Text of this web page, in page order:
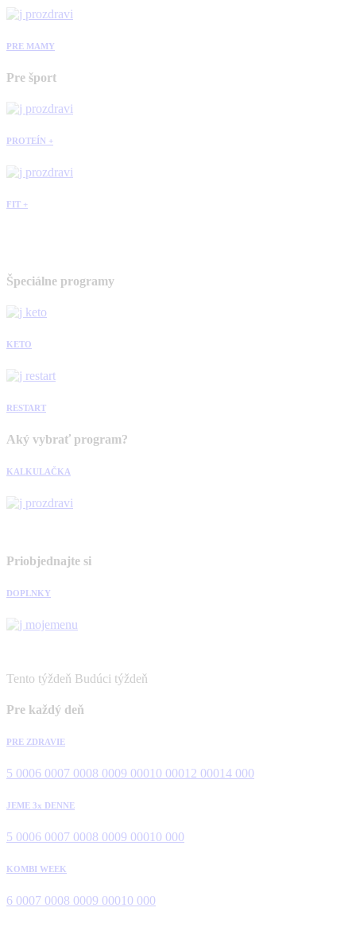
PRE MAMY
Pre šport
PROTEÍN +
FIT +
Špeciálne programy
KETO
RESTART
Aký vybrať program?
KALKULAČKA
Priobjednajte si
DOPLNKY
Tento týždeň Budúci týždeň
Pre každý deň
PRE ZDRAVIE
5 0006 0007 0008 0009 00010 00012 00014 000
JEME 3x DENNE
5 0006 0007 0008 0009 00010 000
KOMBI WEEK
6 0007 0008 0009 00010 000